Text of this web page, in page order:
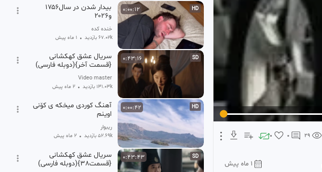
0 0 29
1 ماه پیش
HD
0:00:12
بیدار شدن در سال۱۷۵۶
و۲۰۲۶
خنده کده
67.02k بازدید • 1 ماه پیش
SD
0:43:16
سریال عشق کهکشانی
{قسمت آخر}(دوبله فارسی)
Video master
131.03k بازدید • 2 ماه پیش
HD
0:00:42
آهنگ کوردی میخکه ی کۆنی
اوینم
ریبوار
52.69k بازدید • 2 ماه پیش
SD
0:43:43
سریال عشق کهکشانی
{قسمت38}(دوبله فارسی)